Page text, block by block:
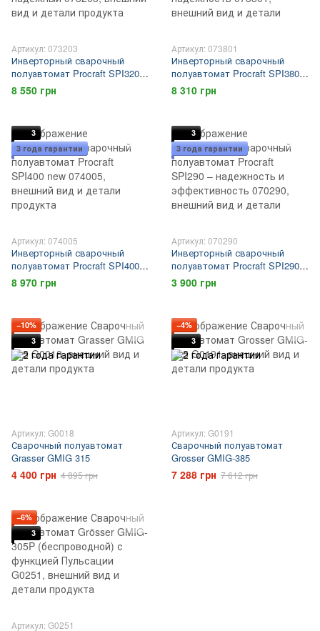
Артикул: 073203
Инверторный сварочный
полуавтомат Procraft SPI320
New – мощный и надежный
8 550 грн
Артикул: 073801
Инверторный сварочный
полуавтомат Procraft SPI380 –
мощность и надежность
8 310 грн
3
3 года гарантии
Артикул: 074005
Инверторный сварочный
полуавтомат Procraft SPI400
new
8 970 грн
3
3 года гарантии
Артикул: 070290
Инверторный сварочный
полуавтомат Procraft SPI290 –
надежность и эффективность
3 900 грн
−10%
3
Артикул: G0018
Сварочный полуавтомат
Grasser GMIG 315
4 400 грн 4 895 грн
−4%
3
Артикул: G0191
Сварочный полуавтомат
Grosser GMIG-385
7 288 грн 7 612 грн
−6%
3
Артикул: G0251